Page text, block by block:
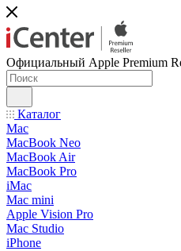
Официальный Apple Premium
Каталог
Mac
MacBook Neo
MacBook Air
MacBook Pro
iMac
Mac mini
Apple Vision Pro
Mac Studio
iPhone